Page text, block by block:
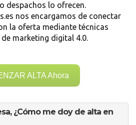
despachos lo ofrecen.
nos encargamos de conectar
la oferta mediante técnicas
marketing digital 4.0.
ALTA Ahora
¿Cómo me doy de alta en